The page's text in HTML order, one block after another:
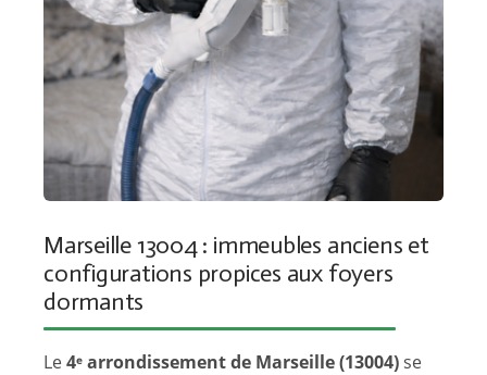
Marseille 13004 : immeubles anciens et
configurations propices aux foyers
dormants
Le4ᵉ arrondissement de Marseille (13004)se